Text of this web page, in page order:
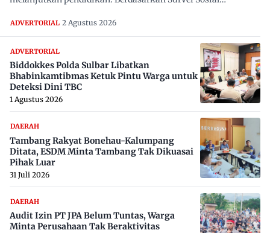
ADVERTORIAL 2 Agustus 2026
ADVERTORIAL
Biddokkes Polda Sulbar Libatkan
Bhabinkamtibmas Ketuk Pintu Warga untuk
Deteksi Dini TBC
1 Agustus 2026
DAERAH
Tambang Rakyat Bonehau-Kalumpang
Ditata, ESDM Minta Tambang Tak Dikuasai
Pihak Luar
31 Juli 2026
DAERAH
Audit Izin PT JPA Belum Tuntas, Warga
Minta Perusahaan Tak Beraktivitas